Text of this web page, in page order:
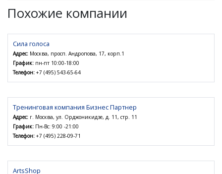
Похожие компании
Сила голоса
Адрес: Москва, просп. Андропова, 17, корп.1
График: пн-пт 10:00-18:00
Телефон: +7 (495) 543-65-64
Тренинговая компания Бизнес Партнер
Адрес: г. Москва, ул. Орджоникидзе, д. 11, стр. 11
График: Пн-Вс: 9:00 -21:00
Телефон: +7 (495) 228-09-71
ArtsShop